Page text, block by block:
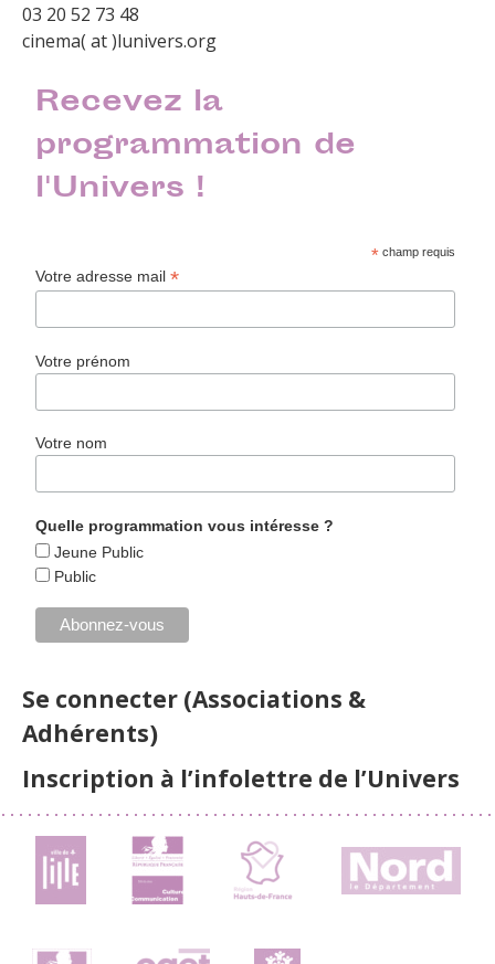
03 20 52 73 48
cinema( at )lunivers.org
Recevez la
programmation de
l'Univers !
* champ requis
Votre adresse mail*
Votre prénom
Votre nom
Quelle programmation vous intéresse ?
Jeune Public
Public
Se connecter (Associations &
Adhérents)
Inscription à l’infolettre de l’Univers